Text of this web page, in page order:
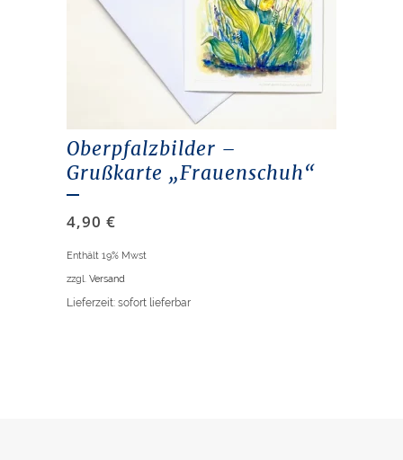
Oberpfalzbilder –
Grußkarte „Frauenschuh“
4,90 €
Enthält 19% Mwst
zzgl. Versand
Lieferzeit: sofort lieferbar